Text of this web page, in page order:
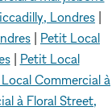
Londres
Petit Local
| Petit Local
Commercial à
à Floral Street,